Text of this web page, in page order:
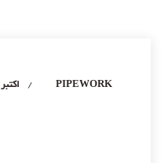
نویسنده
PIPEWORK اکتبر 3, 2020